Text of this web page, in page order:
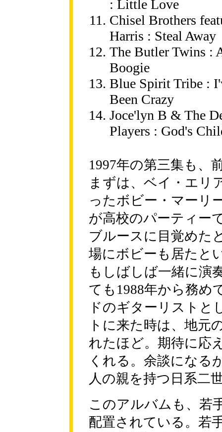
: Little Love
Chisel Brothers
Harris : Steal Away
The Butler Twins :
Boogie
Blue Spirit Tribe :
Been Crazy
Joce'lyn B & The
Players : God's
1997年の第三集も、
まずは、ベイ・エリ
ったボビー・マーリ
が高校のパーティー
ブルースに目覚めた
場にボビーも居たと
もしばしば一緒に演
ても1988年から務め
ドのギターリストと
トに来た時は、地元
れたほど。期待に応
くれる。余談になる
人の親を持つ日系二
このアルバムも、若
配置されている。若